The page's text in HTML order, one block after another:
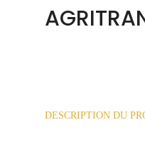
DESCRIPTION DU